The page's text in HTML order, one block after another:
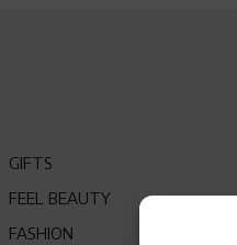
GIFTS
FEEL BEAUTY
FASHION